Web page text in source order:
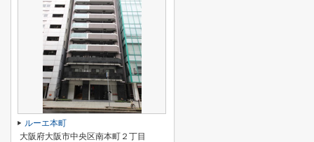
ルーエ本町
大阪府大阪市中央区南本町２丁目